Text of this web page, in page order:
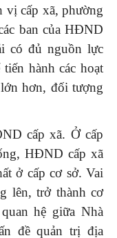
vị cấp xã, phường
ban của HĐND
có đủ nguồn lực
hành các hoạt
hơn, đối tượng
cấp xã. Ở cấp
HĐND cấp xã
ở cấp cơ sở. Vai
lên, trở thành cơ
hệ giữa Nhà
đề quản trị địa